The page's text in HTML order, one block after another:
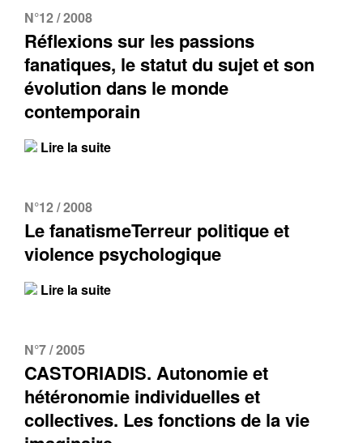
N°12 / 2008
Réflexions sur les passions
fanatiques, le statut du sujet et son
évolution dans le monde
contemporain
Lire la suite
N°12 / 2008
Le fanatismeTerreur politique et
violence psychologique
Lire la suite
N°7 / 2005
CASTORIADIS. Autonomie et
hétéronomie individuelles et
collectives. Les fonctions de la vie